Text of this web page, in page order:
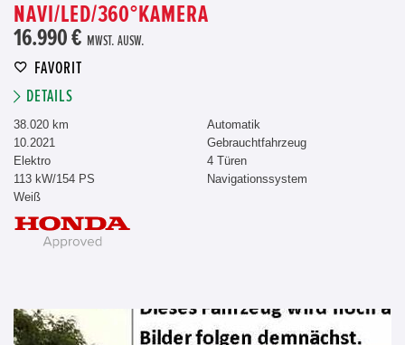
NAVI/LED/360°KAMERA
16.990 € MWST. AUSW.
FAVORIT
DETAILS
38.020 km
10.2021
Elektro
113 kW/154 PS
Weiß
Automatik
Gebrauchtfahrzeug
4 Türen
Navigationssystem